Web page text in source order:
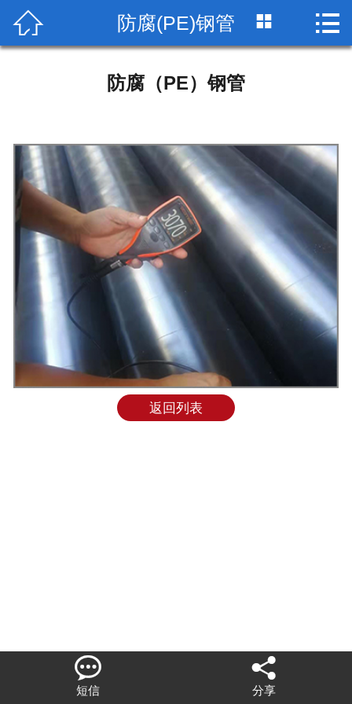
 网站首页
荣誉资质
工艺流程
检测设备
生产车间
包装运输
联系我们
 防腐(PE)钢管  
防腐（PE）钢管
返回列表

短信

分享